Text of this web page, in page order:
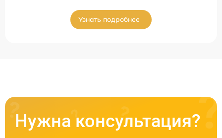
Узнать подробнее
Нужна консультация?